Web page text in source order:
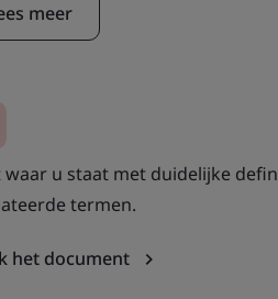
meer
waar u staat met duidelijke
termen.
het document